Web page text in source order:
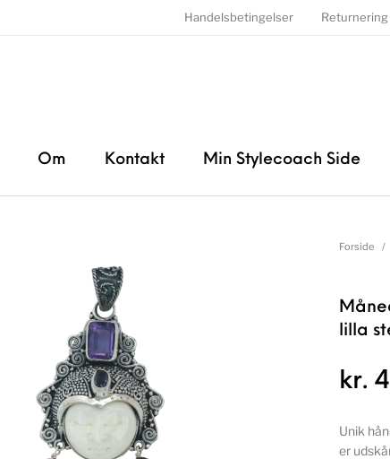
Handelsbetingelser Returnering
Om Kontakt Min Stylecoach Side
Forside /
lilla
kr.
Unik
er